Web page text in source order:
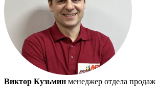
Виктор Кузьмин менеджер отдела продаж